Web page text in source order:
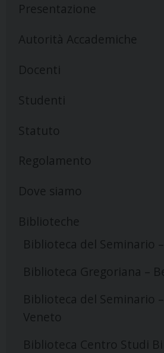
Presentazione
Autorità Accademiche
Docenti
Studenti
Statuto
Regolamento
Dove siamo
Biblioteche
Biblioteca del Seminario
Biblioteca Gregoriana –
Biblioteca del Seminario
Veneto
Biblioteca Centro Studi